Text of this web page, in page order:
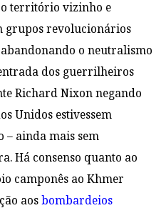
território vizinho e
grupos revolucionários
o neutralismo
dos guerrilheiros
Richard Nixon negando
Unidos estivessem
– ainda mais sem
Há consenso quanto ao
camponês ao Khmer
aosbombardeios